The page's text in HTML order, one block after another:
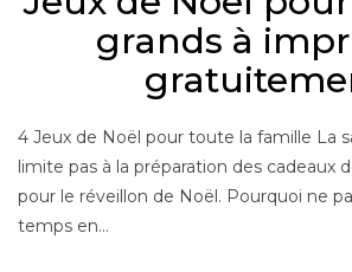
grands à
4 Jeux de Noël pour toute la famille La
limite pas à la préparation des cadeaux
pour le réveillon de Noël. Pourquoi ne
temps en…